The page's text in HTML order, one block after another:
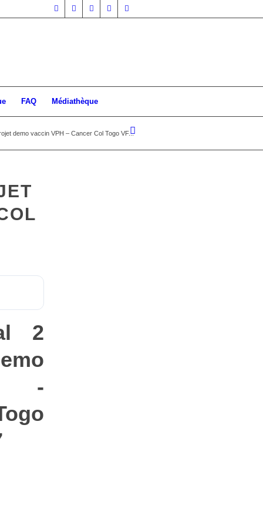
FAQ Médiathèque
demo vaccin VPH – Cancer Col Togo VF...
2
-